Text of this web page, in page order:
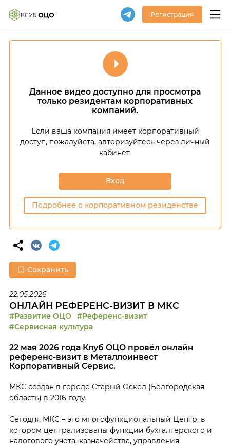
Регистрация
Данное видео доступно для просмотра
только резидентам корпоративных
компаний.
Если ваша компания имеет корпоративный
доступ, пожалуйста, авторизуйтесь через личный
кабинет.
Вход
Подробнее о корпоративном резиденстве
Сохранить
22.05.2026
ОНЛАЙН РЕФЕРЕНС-ВИЗИТ В МКС
#Развитие ОЦО
#Референс-визит
#Сервисная культура
22 мая 2026 года Клуб ОЦО провёл онлайн
референс-визит в Металлоинвест
Корпоративный Сервис.
МКС создан в городе Старый Оскол (Белгородская
область) в 2016 году.
Сегодня МКС – это многофункциональный Центр, в
котором централизованы функции бухгалтерского и
налогового учета, казначейства, управления